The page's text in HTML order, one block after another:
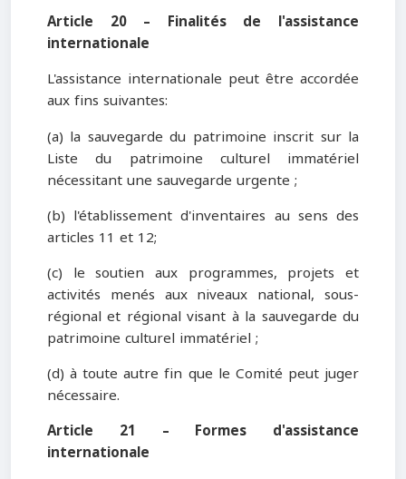
Article 20 – Finalités de l'assistance
internationale
L'assistance internationale peut être accordée
aux fins suivantes:
(a) la sauvegarde du patrimoine inscrit sur la
Liste du patrimoine culturel immatériel
nécessitant une sauvegarde urgente ;
(b) l'établissement d'inventaires au sens des
articles 11 et 12;
(c) le soutien aux programmes, projets et
activités menés aux niveaux national, sous-
régional et régional visant à la sauvegarde du
patrimoine culturel immatériel ;
(d) à toute autre fin que le Comité peut juger
nécessaire.
Article 21 – Formes d'assistance
internationale